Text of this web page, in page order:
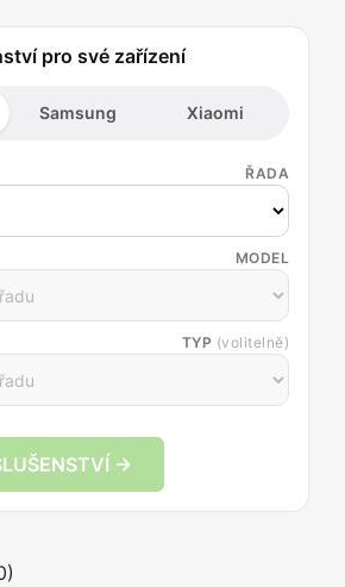
pro své zařízení
Samsung Xiaomi
ŘADA
MODEL
TYP (volitelně)
→